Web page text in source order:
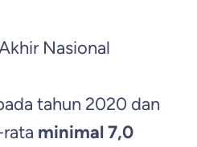
Nasional
tahun 2020 dan
minimal 7,0